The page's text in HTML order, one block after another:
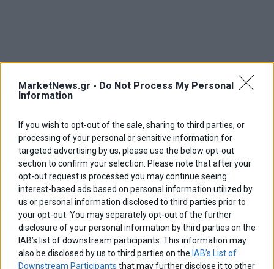
MarketNews.gr - Do Not Process My Personal
Information
If you wish to opt-out of the sale, sharing to third parties, or
processing of your personal or sensitive information for
targeted advertising by us, please use the below opt-out
section to confirm your selection. Please note that after your
opt-out request is processed you may continue seeing
interest-based ads based on personal information utilized by
us or personal information disclosed to third parties prior to
your opt-out. You may separately opt-out of the further
disclosure of your personal information by third parties on the
IAB’s list of downstream participants. This information may
also be disclosed by us to third parties on the IAB’s List of
Downstream Participants that may further disclose it to other
ΑΡΘΡΟΓΡΑΦΟΙ
Ελευθερία Κούρταλη
Οι «τιμωροί» των ομολόγων επέστρεψαν